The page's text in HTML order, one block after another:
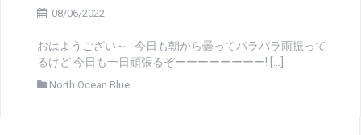
08/06/2022
おはようござい～ 今日も朝から曇ってパラパラ雨振って
るけど 今日も一日頑張るぞーーーーーーーー! […]
North Ocean Blue